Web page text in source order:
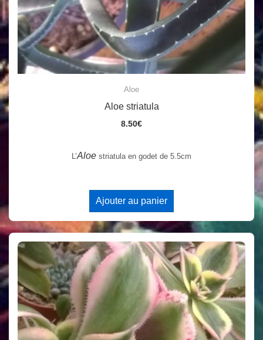
Aloe
Aloe striatula
8.50€
L’Aloe striatula en godet de 5.5cm
Ajouter au panier